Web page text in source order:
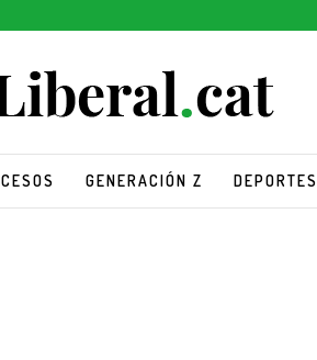
GENERACIÓN Z DEPORTES